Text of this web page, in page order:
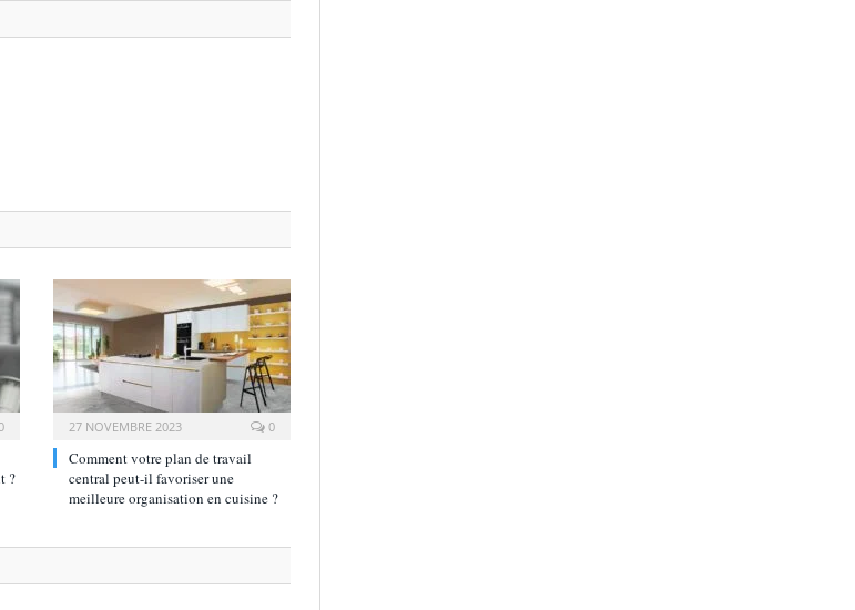
?
27 NOVEMBRE 2023 0
Comment votre plan de travail
central peut-il favoriser une
meilleure organisation en cuisine ?